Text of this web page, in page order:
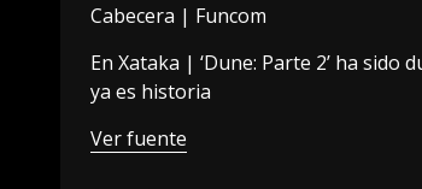
Cabecera | Funcom
En Xataka | ‘Dune: Parte 2’ ha
ya es historia
Ver fuente